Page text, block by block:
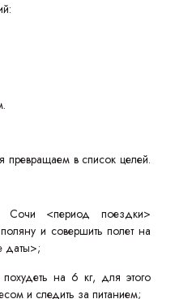
в список целей.
<период поездки>
и совершить полет на
даты>;
на 6 кг, для этого
и следить за питанием;